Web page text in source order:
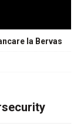
la Bervas